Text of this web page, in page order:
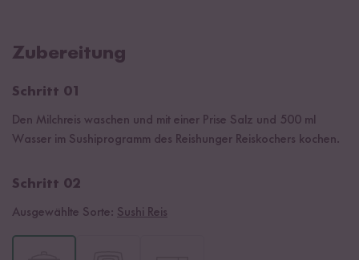
Zubereitung
Schritt 01
Den Milchreis waschen und mit einer Prise Salz und 500 ml
Wasser im Sushiprogramm des Reishunger Reiskochers kochen.
Schritt 02
Ausgewählte Sorte: Sushi Reis